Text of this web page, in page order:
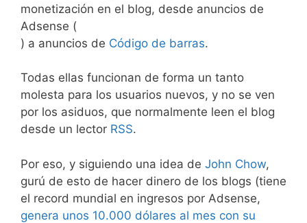
monetización en el blog, desde anuncios de
Adsense (
) a anuncios de Código de barras.
Todas ellas funcionan de forma un tanto
molesta para los usuarios nuevos, y no se ven
por los asiduos, que normalmente leen el blog
desde un lector RSS.
Por eso, y siguiendo una idea de John Chow,
gurú de esto de hacer dinero de los blogs (tiene
el record mundial en ingresos por Adsense,
genera unos 10.000 dólares al mes con su